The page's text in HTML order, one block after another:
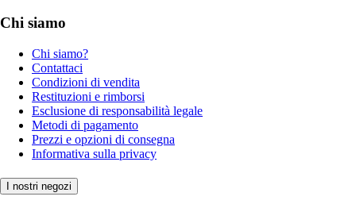
Chi siamo
Chi siamo?
Contattaci
Condizioni di vendita
Restituzioni e rimborsi
Esclusione di responsabilità legale
Metodi di pagamento
Prezzi e opzioni di consegna
Informativa sulla privacy
I nostri negozi